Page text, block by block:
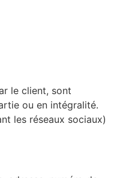
le client, sont
ou en intégralité.
les réseaux sociaux)